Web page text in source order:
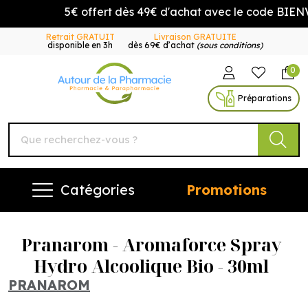
5€ offert dès 49€ d'achat avec le code
Retrait GRATUIT
disponible en 3h
Livraison GRATUITE
dès 69€ d’achat (sous conditions)
Autour de la Pharmacie
0
Préparations
Catégories Promotions
Pranarom - Aromaforce Spray
Hydro Alcoolique Bio - 30ml
PRANAROM